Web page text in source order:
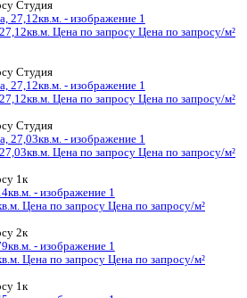
Студия
27,12кв.м.
Студия
27,12кв.м. Цена по запросу
27,03кв.м. Цена по запросу
Цена по запросу Цена по